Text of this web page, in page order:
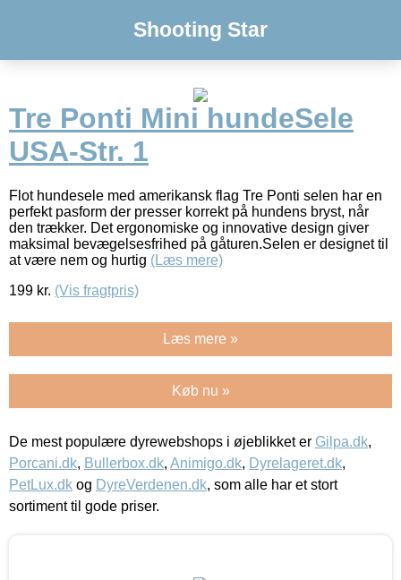
Shooting Star
Tre Ponti Mini hundeSele
USA-Str. 1
Flot hundesele med amerikansk flag Tre Ponti selen har en
perfekt pasform der presser korrekt på hundens bryst, når
den trækker. Det ergonomiske og innovative design giver
maksimal bevægelsesfrihed på gåturen.Selen er designet til
at være nem og hurtig (Læs mere)
199 kr. (Vis fragtpris)
Læs mere »
Køb nu »
De mest populære dyrewebshops i øjeblikket er Gilpa.dk,
Porcani.dk, Bullerbox.dk, Animigo.dk, Dyrelageret.dk,
PetLux.dk og DyreVerdenen.dk, som alle har et stort
sortiment til gode priser.